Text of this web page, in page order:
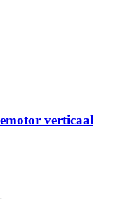
verticaal